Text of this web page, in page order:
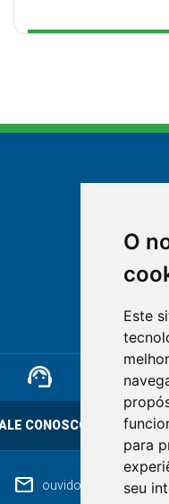
O
Este
para
seu
mail
support_agent
CONOSCO